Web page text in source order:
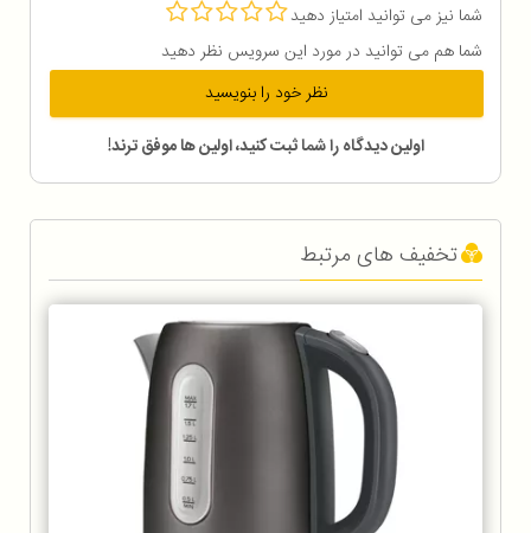
شما نیز می توانید امتیاز دهید
شما هم می توانید در مورد این سرویس نظر دهید
نظر خود را بنویسید
اولین دیدگاه را شما ثبت کنید، اولین ها موفق ترند!
تخفیف های مرتبط